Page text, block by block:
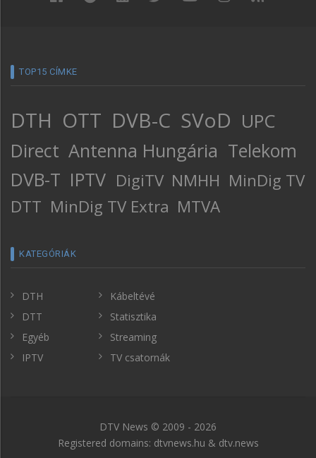
TOP15 CÍMKE
DTH OTT DVB-C SVoD UPC
Direct Antenna Hungária Telekom
DVB-T IPTV DigiTV NMHH MinDig TV
DTT MinDig TV Extra MTVA
KATEGÓRIÁK
DTH
DTT
Egyéb
IPTV
Kábeltévé
Statisztika
Streaming
TV csatornák
DTV News © 2009 - 2026
Registered domains: dtvnews.hu & dtv.news